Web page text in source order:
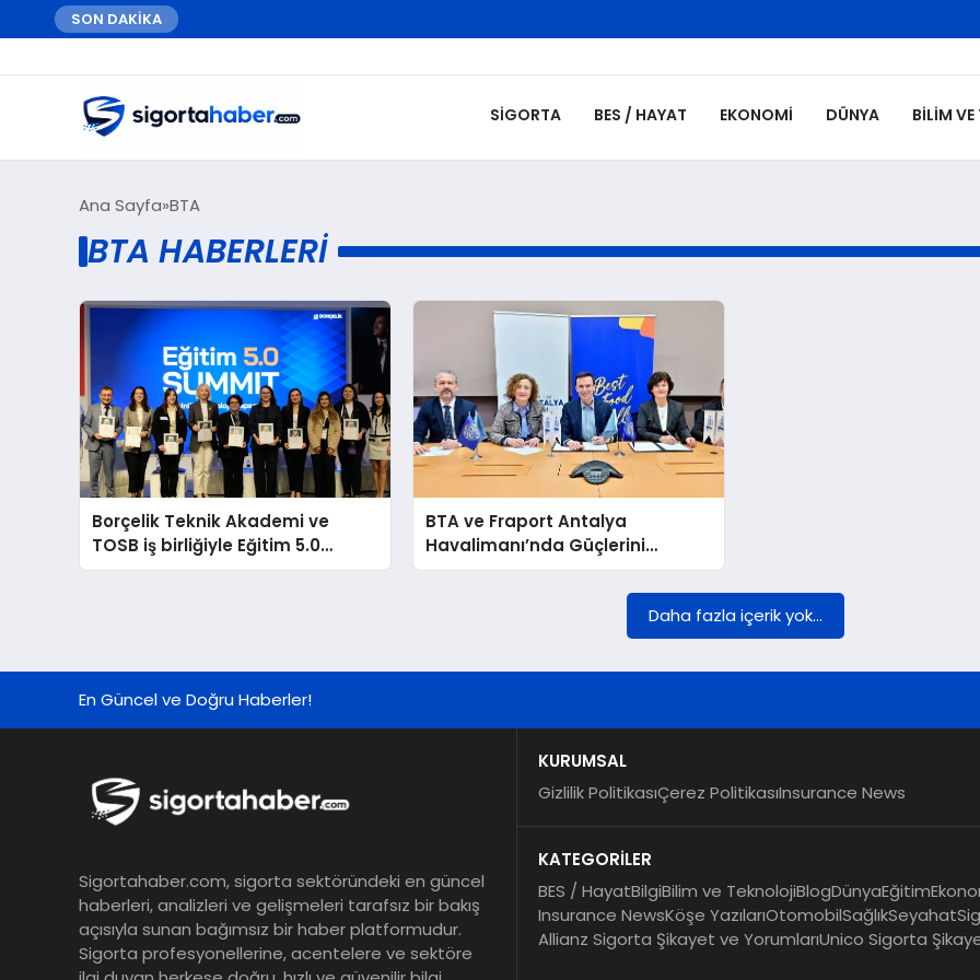
SON DAKİKA
SIGORTA BES / HAYAT EKONOMI DÜNYA BILIM
Ana Sayfa BTA
BTA HABERLERI
Borçelik Teknik Akademi ve
TOSB iş birliğiyle Eğitim 5.0
Summit düzenlendi
BTA ve Fraport Antalya
Havalimanı’nda Güçlerini
Birleştirdi
Daha fazla içerik yok...
En Güncel ve Doğru Haberler!
Sigortahaber.com, sigorta sektöründeki en güncel
haberleri, analizleri ve gelişmeleri tarafsız bir bakış
açısıyla sunan bağımsız bir haber platformudur.
Sigorta profesyonellerine, acentelere ve sektöre
KURUMSAL
Gizlilik PolitikasıÇerez PolitikasıInsurance News
KATEGORİLER
BES / HayatBilgiBilim ve TeknolojiBlogDünyaEğitim
Insurance NewsKöşe YazılarıOtomobilSağlıkSeyahat
Allianz Sigorta Şikayet ve YorumlarıUnico Sigorta